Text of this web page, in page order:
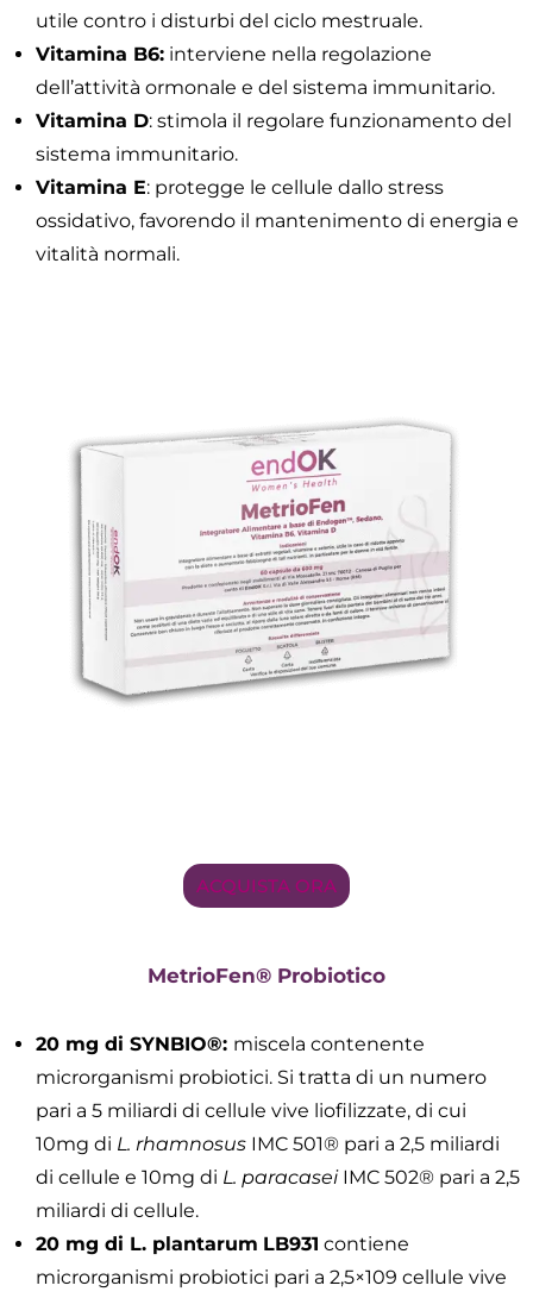
utile contro i disturbi del ciclo mestruale.
Vitamina B6: interviene nella regolazione
dell’attività ormonale e del sistema immunitario.
Vitamina D: stimola il regolare funzionamento del
sistema immunitario.
Vitamina E: protegge le cellule dallo stress
ossidativo, favorendo il mantenimento di energia e
vitalità normali.
ACQUISTA ORA
MetrioFen® Probiotico
20 mg di SYNBIO®: miscela contenente
microrganismi probiotici. Si tratta di un numero
pari a 5 miliardi di cellule vive liofilizzate, di cui
10mg di L. rhamnosus IMC 501® pari a 2,5 miliardi
di cellule e 10mg di L. paracaseiIMC 502® pari a 2,5
miliardi di cellule.
20 mg di L. plantarum LB931 contiene
microrganismi probiotici pari a 2,5×109 cellule vive